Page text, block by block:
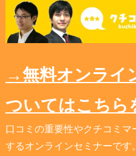
→無料オンライ
ついてはこちら
口コミの重要性やクチコミマ
するオンラインセミナーです。